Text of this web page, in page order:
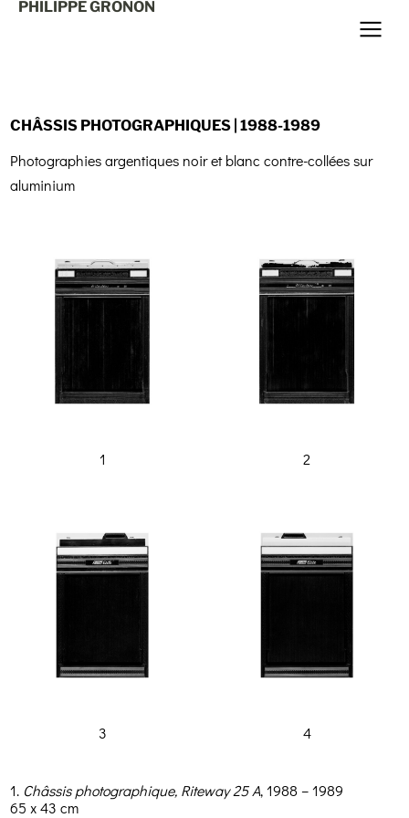
PHILIPPE GRONON
1. Châssis photographique, Riteway 25 A, 1988 – 1989
65 x 43 cm
CHÂSSIS PHOTOGRAPHIQUES | 1988-1989
Photographies argentiques noir et blanc contre-collées sur
aluminium
1 2
3 4